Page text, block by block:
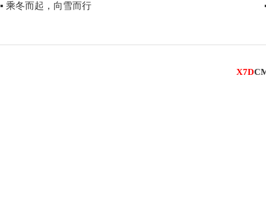
▪ 乘冬而起，向雪而行
X7D